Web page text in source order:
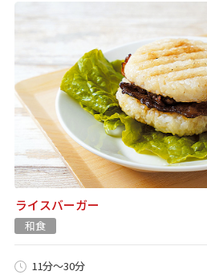
ライスバーガー
和食
11分～30分